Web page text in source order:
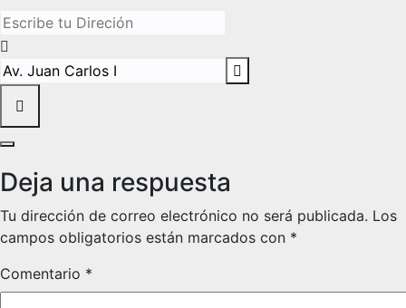
Address - La vida en la cárcel de Segovia []
Destination Address - La vida en la cárcel de Segovia []
Deja una respuesta
Tu dirección de correo electrónico no será publicada. Los
campos obligatorios están marcados con *
Comentario *